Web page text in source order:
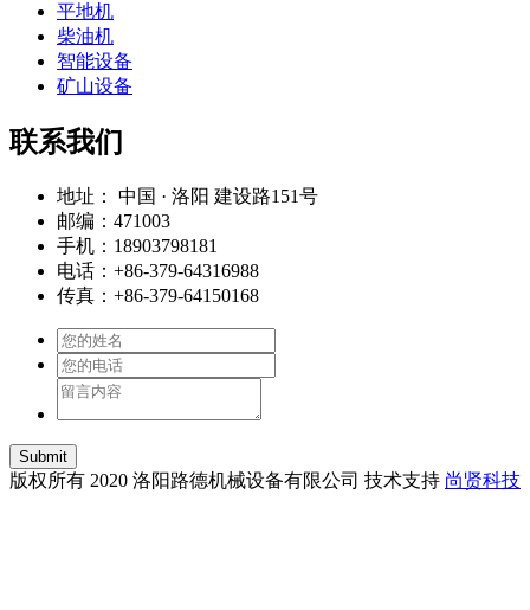
平地机
柴油机
智能设备
矿山设备
联系我们
地址： 中国 · 洛阳 建设路151号
邮编：471003
手机：18903798181
电话：+86-379-64316988
传真：+86-379-64150168
Submit
版权所有 2020 洛阳路德机械设备有限公司 技术支持 尚贤科技